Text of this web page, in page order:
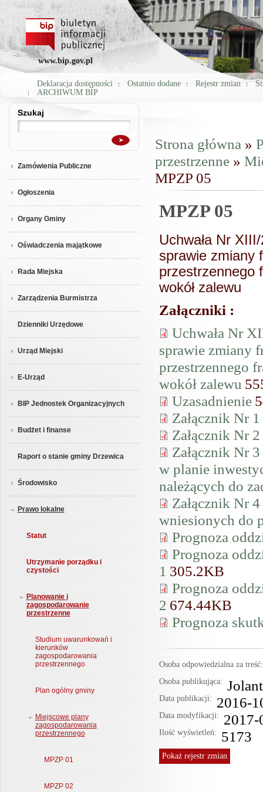
www.bip.gov.pl
Deklaracja dostępności Ostatnio dodane Rejestr zmian
ARCHIWUM BIP
Szukaj
Szukaj
Zamówienia Publiczne
Ogłoszenia
Organy Gminy
Oświadczenia majątkowe
Rada Miejska
Zarządzenia Burmistrza
Dzienniki Urzędowe
Urząd Miejski
E-Urząd
BIP Jednostek Organizacyjnych
Budżet i finanse
Raport o stanie gminy Drzewica
Środowisko
Prawo lokalne
Statut
Utrzymanie porządku i
czystości
Planowanie i
zagospodarowanie
przestrzenne
Studium uwarunkowań i
kierunków
zagospodarowania
przestrzennego
Plan ogólny gminy
Miejscowe plany
zagospodarowania
przestrzennego
MPZP 01
MPZP 02
Jesteś tutaj
Strona główna »
przestrzenne»
MPZP 05
MPZP 05
Uchwała Nr
sprawie zmiany
przestrzennego
wokół zalewu
Załączniki :
Uchwała Nr
sprawie zmiany
przestrzennego
wokół zalewu
Uzasadnienie
Załącznik Nr
Załącznik Nr
Załącznik Nr
w planie
należących do
Załącznik Nr
wniesionych do
Prognoza
Prognoza
1 305.2KB
Prognoza
2 674.44KB
Prognoza
Osoba odpowiedzialna za
Osoba publikująca:
Data publikacji: 2016-
Data modyfikacji: 2017-
Ilość wyświetleń: 5173
Pokażrejestr zmian